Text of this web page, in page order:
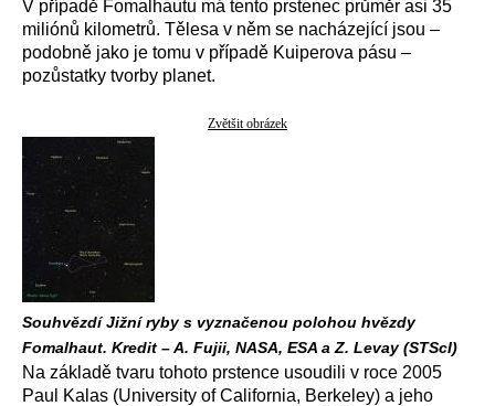
V případě Fomalhautu má tento prstenec průměr asi 35
miliónů kilometrů. Tělesa v něm se nacházející jsou –
podobně jako je tomu v případě Kuiperova pásu –
pozůstatky tvorby planet.
Zvětšit obrázek
Souhvězdí Jižní ryby s vyznačenou polohou hvězdy
Fomalhaut. Kredit – A. Fujii, NASA, ESA a Z. Levay (STScI)
Na základě tvaru tohoto prstence usoudili v roce 2005
Paul Kalas (University of California, Berkeley) a jeho